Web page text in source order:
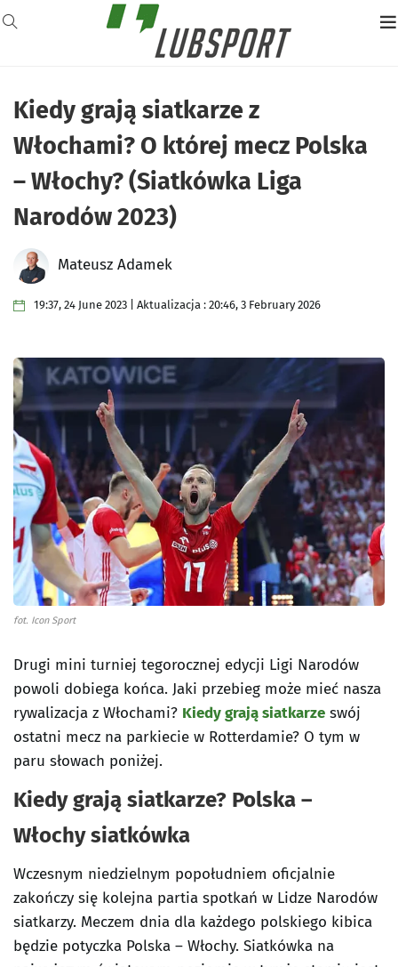
Kiedy grają siatkarze z
Włochami? O której mecz Polska
– Włochy? (Siatkówka Liga
Narodów 2023)
Mateusz Adamek
19:37, 24 June 2023 | Aktualizacja : 20:46, 3 February 2026
fot. Icon Sport
Drugi mini turniej tegorocznej edycji Ligi Narodów
powoli dobiega końca. Jaki przebieg może mieć nasza
rywalizacja z Włochami? Kiedy grają siatkarze swój
ostatni mecz na parkiecie w Rotterdamie? O tym w
paru słowach poniżej.
Kiedy grają siatkarze? Polska –
Włochy siatkówka
Wczesnym niedzielnym popołudniem oficjalnie
zakończy się kolejna partia spotkań w Lidze Narodów
siatkarzy. Meczem dnia dla każdego polskiego kibica
będzie potyczka Polska – Włochy. Siatkówka na